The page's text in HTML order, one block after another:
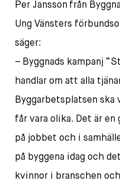
Per Jansson från
Ung Vänsters
säger:
– Byggnads kampanj
handlar om att alla
Byggarbetsplatsen ska
får vara olika. Det är
på jobbet och i
på byggena idag och
kvinnor i branschen